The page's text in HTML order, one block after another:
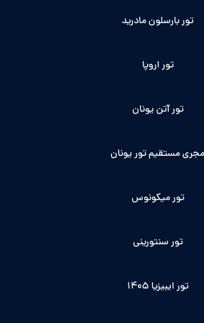
تور بارسلون مادرید
تور اروپا
تور آتن یونان
مجری مستقیم تور یونان
تور میکونوس
تور سنتورینی
تور ایبیزیا 1405